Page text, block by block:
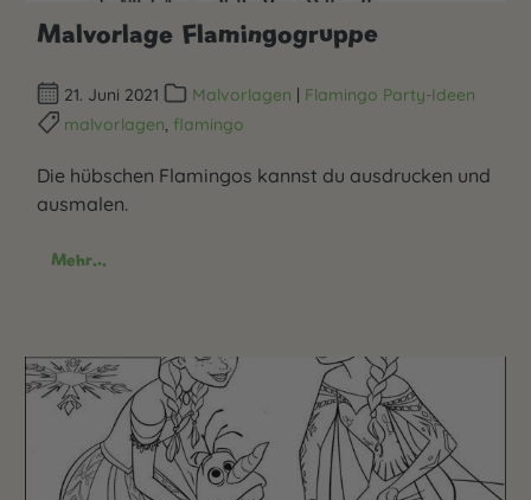
Malvorlage Flamingogruppe
21. Juni 2021 Malvorlagen | Flamingo Party-Ideen
malvorlagen,flamingo
Die hübschen Flamingos kannst du ausdrucken und
ausmalen.
Mehr...